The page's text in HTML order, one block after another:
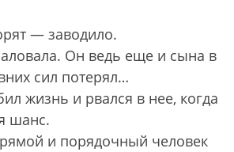
— заводило.
Он ведь еще и сына в
сил потерял…
жизнь и рвался в нее, когда
шанс.
и порядочный человек